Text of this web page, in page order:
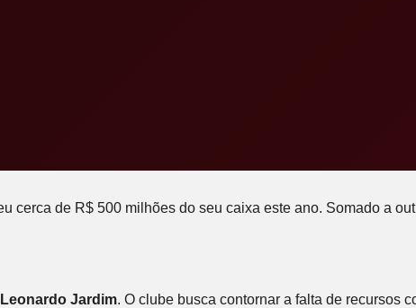
cerca de R$ 500 milhões do seu caixa este ano. Somado a
Leonardo Jardim. O clube busca contornar a falta de recursos